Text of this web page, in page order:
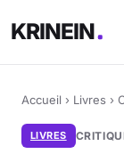
KRINEIN
Accueil › Livres ›
LIVRES